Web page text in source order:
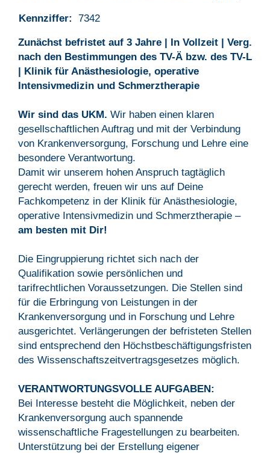
Kennziffer: 7342
Zunächst befristet auf 3 Jahre | In Vollzeit | Verg.
nach den Bestimmungen des TV-Ä bzw. des TV-L
| Klinik für Anästhesiologie, operative
Intensivmedizin und Schmerztherapie
Wir sind das UKM. Wir haben einen klaren
gesellschaftlichen Auftrag und mit der Verbindung
von Krankenversorgung, Forschung und Lehre eine
besondere Verantwortung.
Damit wir unserem hohen Anspruch tagtäglich
gerecht werden, freuen wir uns auf Deine
Fachkompetenz in der Klinik für Anästhesiologie,
operative Intensivmedizin und Schmerztherapie –
am besten mit Dir!
Die Eingruppierung richtet sich nach der
Qualifikation sowie persönlichen und
tarifrechtlichen Voraussetzungen. Die Stellen sind
für die Erbringung von Leistungen in der
Krankenversorgung und in Forschung und Lehre
ausgerichtet. Verlängerungen der befristeten Stellen
sind entsprechend den Höchstbeschäftigungsfristen
des Wissenschaftszeitvertragsgesetzes möglich.
VERANTWORTUNGSVOLLE AUFGABEN:
Bei Interesse besteht die Möglichkeit, neben der
Krankenversorgung auch spannende
wissenschaftliche Fragestellungen zu bearbeiten.
Unterstützung bei der Erstellung eigener